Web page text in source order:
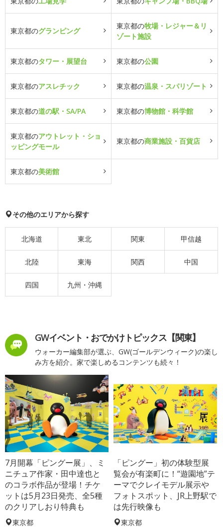
東京都のグランピング
東京都の牧場・レジャー＆リ
ゾート施設
東京都のタワー・展望台 東京都の公園
東京都のアスレチック 東京都の温泉・スパリゾート
東京都の道の駅・SA/PA 東京都の博物館・科学館
東京都のアウトレット・ショ
ッピングモール
東京都の商業施設・百貨店
東京都の美術館
その他のエリアから探す
北海道 東北 関東 甲信越
北陸 東海 関西 中国
四国 九州・沖縄
GWイベント・おでかけトピックス【関東】
ウォーカー編集部が選ぶ、GW(ゴールデンウィーク)の楽し
み方を紹介。家で楽しめるコンテンツも続々！
7月開幕「ピングー展」、ミ
ニチュア作家・田中達也と
のコラボ作品が登場！チケ
ットは5月23日発売、全5種
のクリアしおり特典も
東京都
「ピングー」初の体験型展
覧会が有楽町に！“遊園地”テ
ーマでクレイモデル展示や
フォトスポット、JR上野駅で
は先行映像も
東京都